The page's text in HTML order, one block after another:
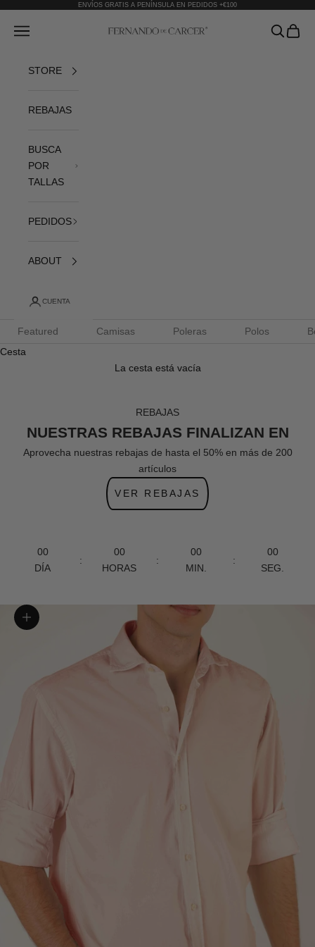
ENVÍOS GRATIS A PENÍNSULA EN PEDIDOS +€100
Fernando de Cárcer
Abrir menú de navegación AbrirAbrir
STORE
REBAJAS
BUSCA
POR
TALLAS
PEDIDOS
ABOUT
CUENTA
Featured Camisas Poleras Polos
Cesta
La cesta está vacía
REBAJAS
NUESTRAS REBAJAS FINALIZAN EN
Aprovecha nuestras rebajas de hasta el 50% en más de 200
artículos
VER REBAJAS
00
DÍA
:
00
HORAS
:
00
MIN.
:
00
SEG.
Zoom